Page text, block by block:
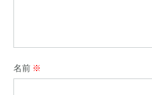
名前 ※